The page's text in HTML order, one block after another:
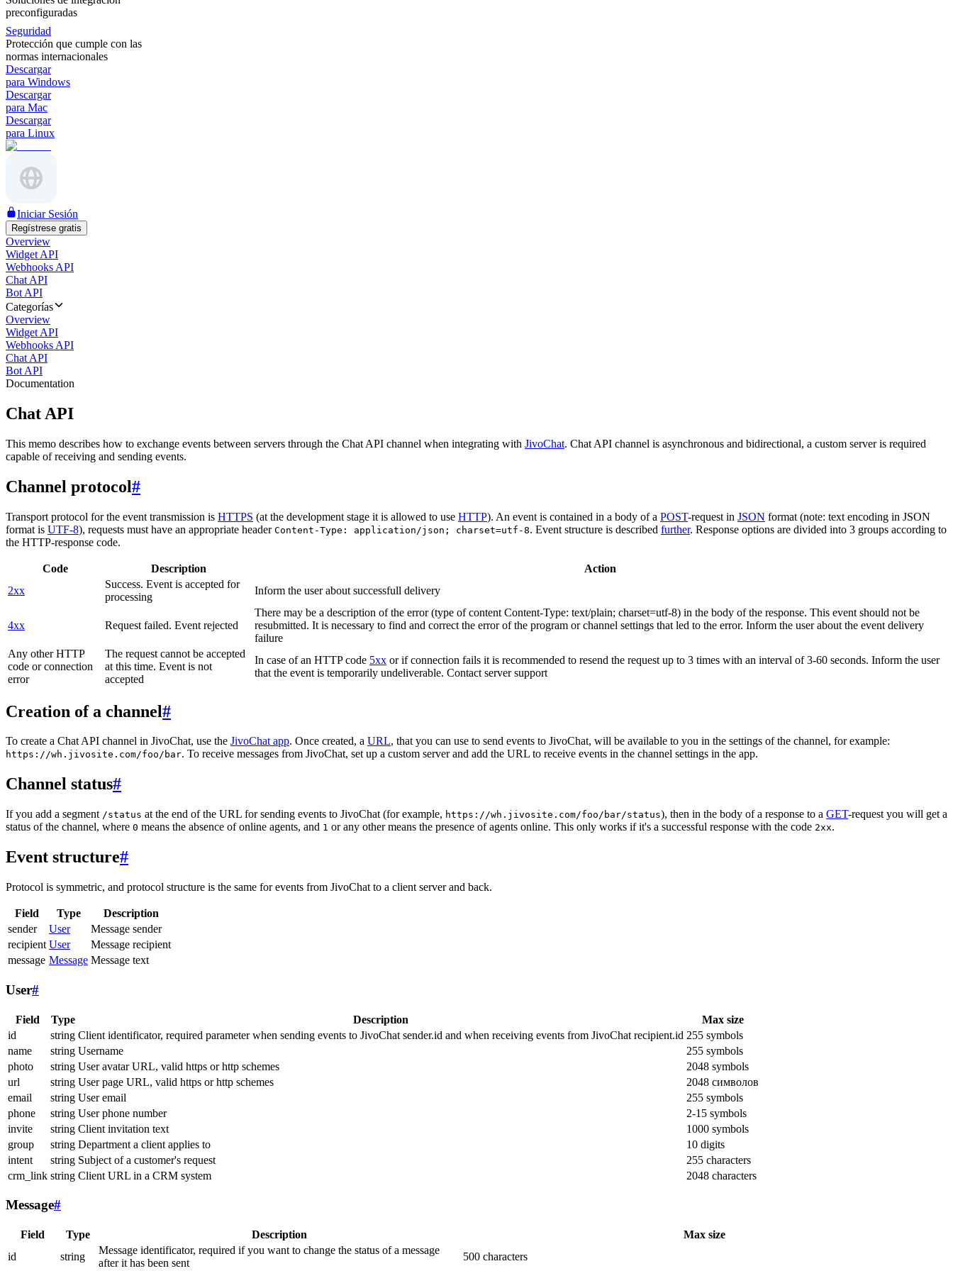
preconfiguradas
Seguridad
Protección que cumple con las
normas internacionales
Descargar
para Windows
Descargar
para Mac
Descargar
para Linux
Iniciar Sesión
Regístrese gratis
Overview
Widget API
Webhooks API
Chat API
Bot API
Categorías
Overview
Widget API
Webhooks API
Chat API
Bot API
Documentation
Chat API
This memo describes how to exchange events between servers through the Chat API channel when integrating with JivoChat. Chat API channel is asynchronous and bidirectional, a custom server is required
capable of receiving and sending events.
Channel protocol#
Transport protocol for the event transmission is HTTPS (at the development stage it is allowed to use HTTP). An event is contained in a body of a POST-request in JSON format (note: text encoding in JSON
format is UTF-8), requests must have an appropriate header Content-Type: application/json; charset=utf-8. Event structure is described further. Response options are divided into 3 groups according to
the HTTP-response code.
Code Description
Action
2xx
Success. Event is accepted for
processing
Inform the user about successfull delivery
4xx Request failed. Event rejected
There may be a description of the error (type of content Content-Type: text/plain; charset=utf-8) in the body of the response. This event should not be
resubmitted. It is necessary to find and correct the error of the program or channel settings that led to the error. Inform the user about the event delivery
failure
Any other HTTP
code or connection
error
The request cannot be accepted
at this time. Event is not
accepted
In case of an HTTP code 5xx or if connection fails it is recommended to resend the request up to 3 times with an interval of 3-60 seconds. Inform the user
that the event is temporarily undeliverable. Contact server support
Creation of a channel#
To create a Chat API channel in JivoChat, use the JivoChat app. Once created, a URL, that you can use to send events to JivoChat, will be available to you in the settings of the channel, for example:
https://wh.jivosite.com/foo/bar. To receive messages from JivoChat, set up a custom server and add the URL to receive events in the channel settings in the app.
Channel status#
If you add a segment /status at the end of the URL for sending events to JivoChat (for example, https://wh.jivosite.com/foo/bar/status), then in the body of a response to a GET-request you will get a
status of the channel, where 0 means the absence of online agents, and 1 or any other means the presence of agents online. This only works if it's a successful response with the code 2xx.
Event structure#
Protocol is symmetric, and protocol structure is the same for events from JivoChat to a client server and back.
Field Type
Description
sender
User
Message sender
recipient User
Message recipient
message Message Message text
User#
Field Type Description
Max size
id
string Client identificator, required parameter when sending events to JivoChat sender.id and when receiving events from JivoChat recipient.id 255 symbols
name
string Username
255 symbols
photo
string User avatar URL, valid https or http schemes
2048 symbols
url
string User page URL, valid https or http schemes
2048 символов
email
string User email
255 symbols
phone
string User phone number
2-15 symbols
invite
string Client invitation text
1000 symbols
group
string Department a client applies to
10 digits
intent
string Subject of a customer's request
255 characters
crm_link string Client URL in a CRM system 2048 characters
Message#
Field Type Description
Max size
id
string
Message identificator, required if you want to change the status of a message
after it has been sent
500 characters